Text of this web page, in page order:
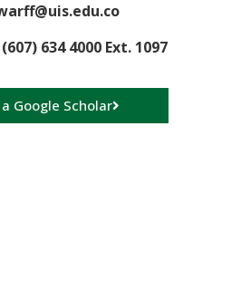
634 4000 Ext. 1097
Google Scholar